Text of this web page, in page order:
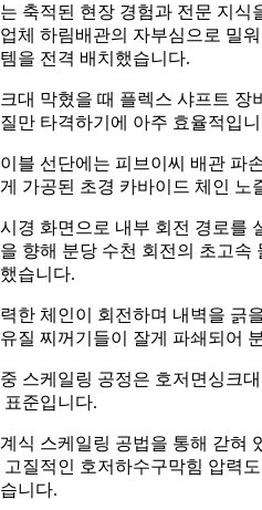
축적된 현장 경험과 전문 지식
체 하림배관의 자부심으로 밀
을 전격 배치했습니다.
대 막혔을 때 플렉스 샤프트 장
만 타격하기에 아주 효율적입
블 선단에는 피브이씨 배관 파
가공된 초경 카바이드 체인 노
경 화면으로 내부 회전 경로를
향해 분당 수천 회전의 초고속
습니다.
한 체인이 회전하며 내벽을 긁
질 찌꺼기들이 잘게 파쇄되어
스케일링 공정은 호저면싱크
표준입니다.
식 스케일링 공법을 통해 갇혀
고질적인 호저하수구막힘 압력
니다.